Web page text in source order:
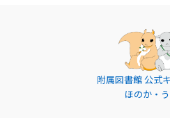
附属図書館 公式
ほのか・